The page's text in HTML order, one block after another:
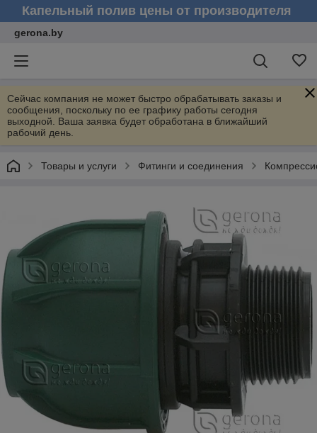
Капельный полив цены от производителя
gerona.by
Сейчас компания не может быстро обрабатывать заказы и
сообщения, поскольку по ее графику работы сегодня
выходной. Ваша заявка будет обработана в ближайший
рабочий день.
Товары и услуги Фитинги и соединения